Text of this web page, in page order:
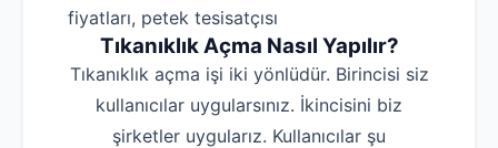
fiyatları, petek tesisatçısı
Tıkanıklık Açma Nasıl Yapılır?
Tıkanıklık açma işi iki yönlüdür. Birincisi siz
kullanıcılar uygularsınız. İkincisini biz
şirketler uygularız. Kullanıcılar şu